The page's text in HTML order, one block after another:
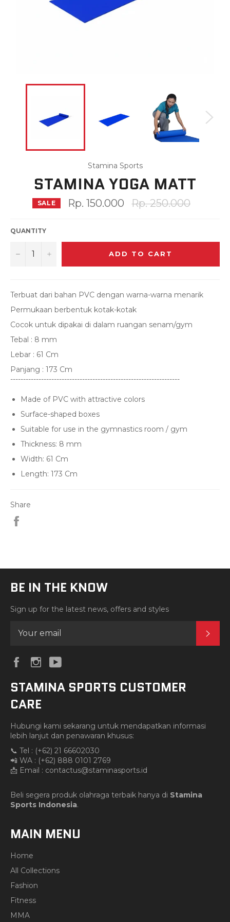
Stamina Sports
STAMINA YOGA MATT
SALE Rp. 150.000 Regular
price
Rp. 250.000
QUANTITY
− + ADD TO CART
Terbuat dari bahan PVC dengan warna-warna menarik
Permukaan berbentuk kotak-kotak
Cocok untuk dipakai di dalam ruangan senam/gym
Tebal : 8 mm
Lebar : 61 Cm
Panjang : 173 Cm
------------------------------------------------------------------
Made of PVC with attractive colors
Surface-shaped boxes
Suitable for use in the gymnastics room / gym
Thickness: 8 mm
Width: 61 Cm
Length: 173 Cm
Share
BE IN THE KNOW
Sign up for the latest news, offers and styles
FacebookInstagram
STAMINA SPORTS CUSTOMER
CARE
Hubungi kami sekarang untuk mendapatkan informasi
lebih lanjut dan penawaran khusus:
📞 Tel : (+62) 21 66602030
📲 WA : (+62) 888 0101 2769
📩 Email : contactus@staminasports.id
Beli segera produk olahraga terbaik hanya di Stamina
Sports Indonesia.
MAIN MENU
Home
All Collections
Fashion
Fitness
MMA